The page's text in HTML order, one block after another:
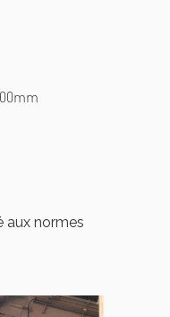
aux normes